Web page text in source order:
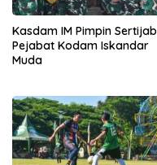
Kasdam IM Pimpin Sertijab
Pejabat Kodam Iskandar
Muda